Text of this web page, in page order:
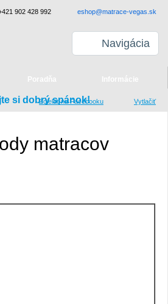
si dobrý spánok!
Zdielať na Facebooku Vytlačiť
matracov
902 428 992 eshop@matrace-vegas.sk
Navigácia
Poradňa Informácie